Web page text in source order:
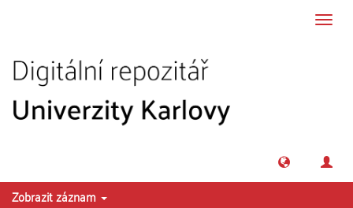
Zobrazit záznam